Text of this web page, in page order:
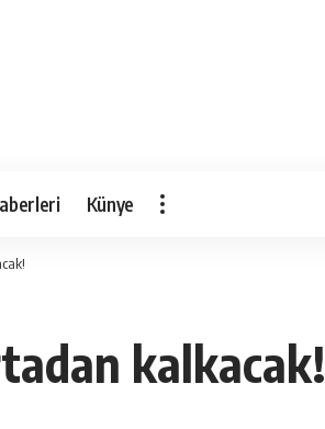
Künye
kalkacak!